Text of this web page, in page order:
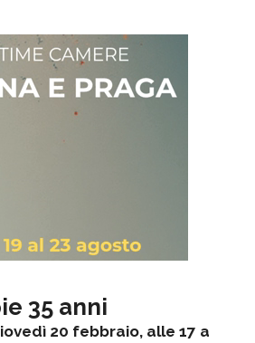
35 anni
20 febbraio, alle 17 a